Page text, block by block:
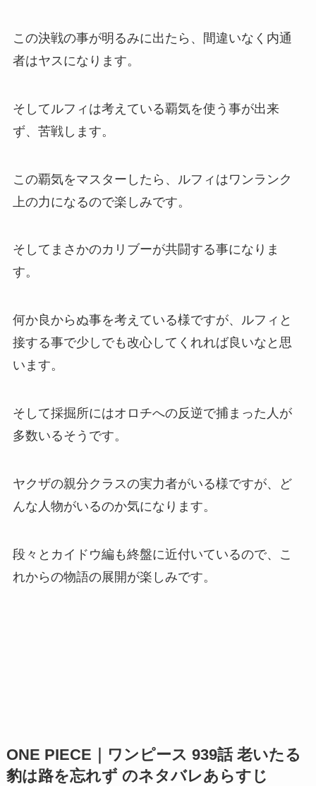
この決戦の事が明るみに出たら、間違いなく内通
者はヤスになります。
そしてルフィは考えている覇気を使う事が出来
ず、苦戦します。
この覇気をマスターしたら、ルフィはワンランク
上の力になるので楽しみです。
そしてまさかのカリブーが共闘する事になりま
す。
何か良からぬ事を考えている様ですが、ルフィと
接する事で少しでも改心してくれれば良いなと思
います。
そして採掘所にはオロチへの反逆で捕まった人が
多数いるそうです。
ヤクザの親分クラスの実力者がいる様ですが、ど
んな人物がいるのか気になります。
段々とカイドウ編も終盤に近付いているので、こ
れからの物語の展開が楽しみです。
ONE PIECE｜ワンピース 939話 老いたる
豹は路を忘れず のネタバレあらすじ